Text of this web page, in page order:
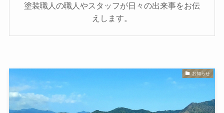
塗装職人の職人やスタッフが日々の出来事をお伝
えします。
お知らせ